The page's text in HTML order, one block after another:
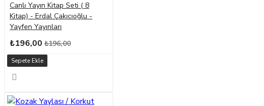
Canlı Yayın Kitap Seti ( 8
Kitap) - Erdal Çakıcıoğlu -
Yayfen Yayınları
₺196,00 ₺196,00
Sepete Ekle